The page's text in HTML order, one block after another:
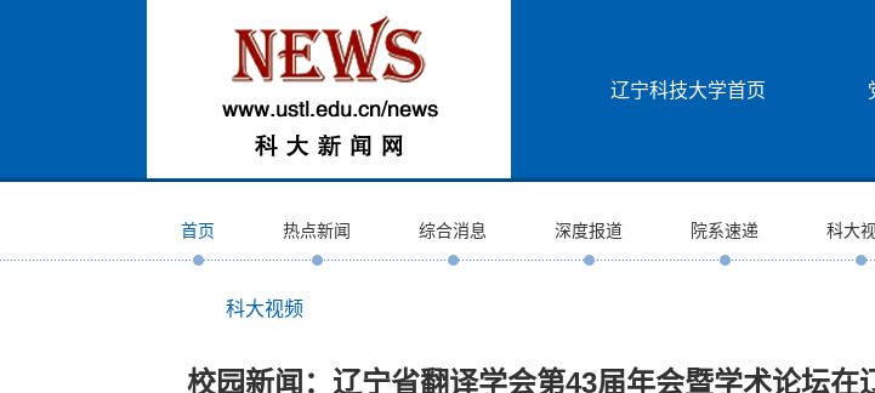
辽宁科技大学首页
首页 热点新闻 综合消息 深度报道 院系速递 科大
科大视频
校园新闻：辽宁省翻译学会第43届年会暨学术论坛在